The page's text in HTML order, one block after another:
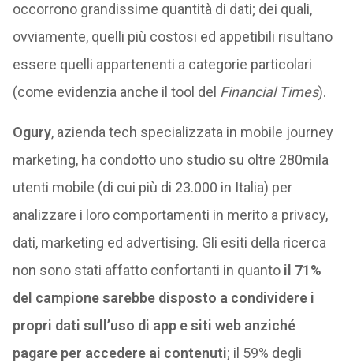
occorrono grandissime quantità di dati; dei quali,
ovviamente, quelli più costosi ed appetibili risultano
essere quelli appartenenti a categorie particolari
(come evidenzia anche il tool del Financial Times).
Ogury, azienda tech specializzata in mobile journey
marketing, ha condotto uno studio su oltre 280mila
utenti mobile (di cui più di 23.000 in Italia) per
analizzare i loro comportamenti in merito a privacy,
dati, marketing ed advertising. Gli esiti della ricerca
non sono stati affatto confortanti in quantoil 71%
del campione sarebbe disposto a condividere i
propri dati sull’uso di app e siti web anziché
pagare per accedere ai contenuti; il 59% degli